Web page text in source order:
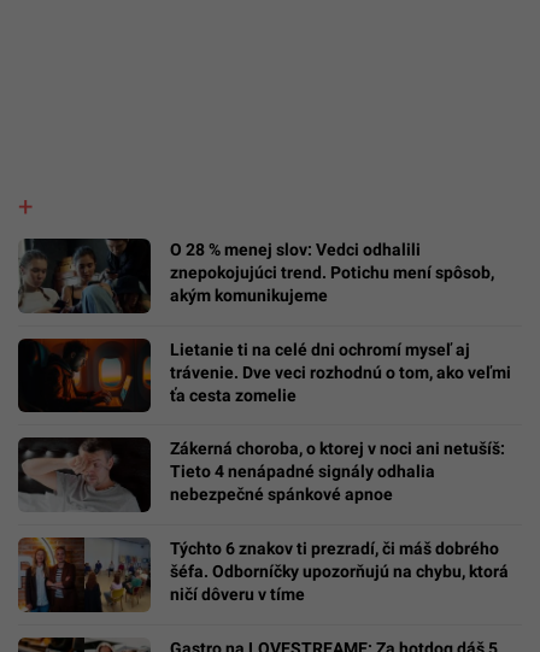
O 28 % menej slov: Vedci odhalili
znepokojujúci trend. Potichu mení spôsob,
akým komunikujeme
Lietanie ti na celé dni ochromí myseľ aj
trávenie. Dve veci rozhodnú o tom, ako veľmi
ťa cesta zomelie
Zákerná choroba, o ktorej v noci ani netušíš:
Tieto 4 nenápadné signály odhalia
nebezpečné spánkové apnoe
Týchto 6 znakov ti prezradí, či máš dobrého
šéfa. Odborníčky upozorňujú na chybu, ktorá
ničí dôveru v tíme